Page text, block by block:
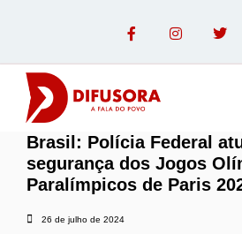
Brasil: Polícia Federal
segurança dos Jogos
Paralímpicos de Paris
26 de julho de 2024